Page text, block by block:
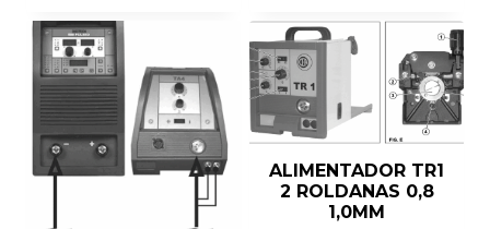
ALIMENTADOR TR1
2 ROLDANAS 0,8
1,0MM